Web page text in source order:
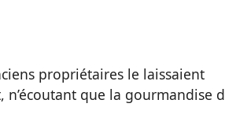
propriétaires le laissaient
que la gourmandise